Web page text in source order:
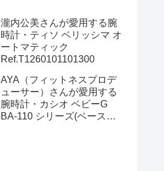
瀧内公美さんが愛用する腕
時計・ティソ ベリッシマ オ
ートマティック
Ref.T1260101101300
AYA（フィットネスプロデ
ューサー）さんが愛用する
腕時計・カシオ ベビーG
BA-110 シリーズ(ベースモ